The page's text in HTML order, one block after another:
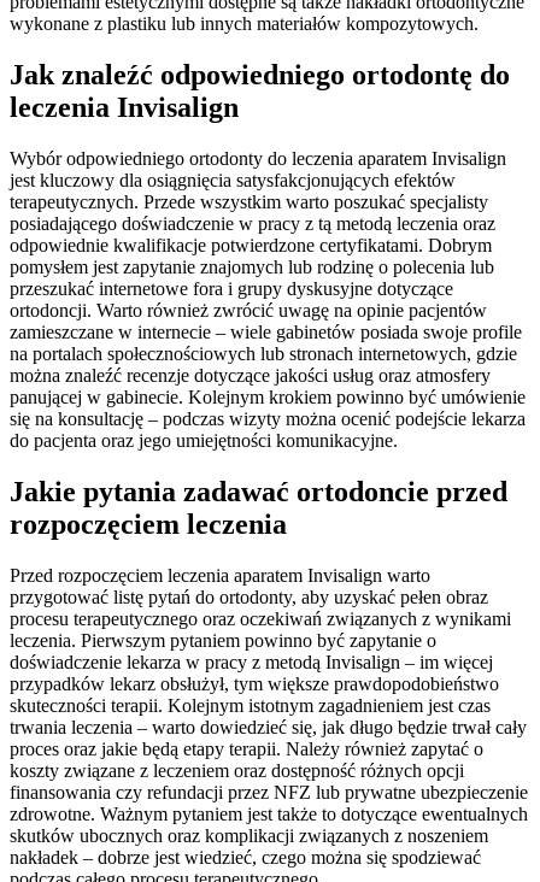
wykonane z plastiku lub innych materiałów kompozytowych.
Jak znaleźć odpowiedniego ortodontę do
leczenia Invisalign
Wybór odpowiedniego ortodonty do leczenia aparatem Invisalign
jest kluczowy dla osiągnięcia satysfakcjonujących efektów
terapeutycznych. Przede wszystkim warto poszukać specjalisty
posiadającego doświadczenie w pracy z tą metodą leczenia oraz
odpowiednie kwalifikacje potwierdzone certyfikatami. Dobrym
pomysłem jest zapytanie znajomych lub rodzinę o polecenia lub
przeszukać internetowe fora i grupy dyskusyjne dotyczące
ortodoncji. Warto również zwrócić uwagę na opinie pacjentów
zamieszczane w internecie – wiele gabinetów posiada swoje profile
na portalach społecznościowych lub stronach internetowych, gdzie
można znaleźć recenzje dotyczące jakości usług oraz atmosfery
panującej w gabinecie. Kolejnym krokiem powinno być umówienie
się na konsultację – podczas wizyty można ocenić podejście lekarza
do pacjenta oraz jego umiejętności komunikacyjne.
Jakie pytania zadawać ortodoncie przed
rozpoczęciem leczenia
Przed rozpoczęciem leczenia aparatem Invisalign warto
przygotować listę pytań do ortodonty, aby uzyskać pełen obraz
procesu terapeutycznego oraz oczekiwań związanych z wynikami
leczenia. Pierwszym pytaniem powinno być zapytanie o
doświadczenie lekarza w pracy z metodą Invisalign – im więcej
przypadków lekarz obsłużył, tym większe prawdopodobieństwo
skuteczności terapii. Kolejnym istotnym zagadnieniem jest czas
trwania leczenia – warto dowiedzieć się, jak długo będzie trwał cały
proces oraz jakie będą etapy terapii. Należy również zapytać o
koszty związane z leczeniem oraz dostępność różnych opcji
finansowania czy refundacji przez NFZ lub prywatne ubezpieczenie
zdrowotne. Ważnym pytaniem jest także to dotyczące ewentualnych
skutków ubocznych oraz komplikacji związanych z noszeniem
nakładek – dobrze jest wiedzieć, czego można się spodziewać